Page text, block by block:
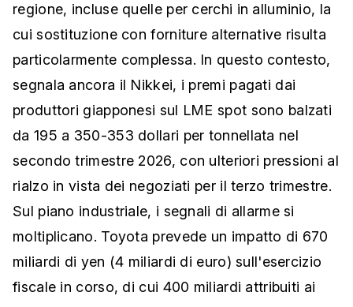
regione, incluse quelle per cerchi in alluminio, la
cui sostituzione con forniture alternative risulta
particolarmente complessa. In questo contesto,
segnala ancora il Nikkei, i premi pagati dai
produttori giapponesi sul LME spot sono balzati
da 195 a 350-353 dollari per tonnellata nel
secondo trimestre 2026, con ulteriori pressioni al
rialzo in vista dei negoziati per il terzo trimestre.
Sul piano industriale, i segnali di allarme si
moltiplicano. Toyota prevede un impatto di 670
miliardi di yen (4 miliardi di euro) sull'esercizio
fiscale in corso, di cui 400 miliardi attribuiti ai